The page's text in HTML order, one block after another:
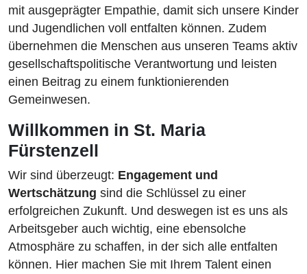
mit ausgeprägter Empathie, damit sich unsere Kinder
und Jugendlichen voll entfalten können. Zudem
übernehmen die Menschen aus unseren Teams aktiv
gesellschaftspolitische Verantwortung und leisten
einen Beitrag zu einem funktionierenden
Gemeinwesen.
Willkommen in St. Maria
Fürstenzell
Wir sind überzeugt: Engagement und
Wertschätzung sind die Schlüssel zu einer
erfolgreichen Zukunft. Und deswegen ist es uns als
Arbeitsgeber auch wichtig, eine ebensolche
Atmosphäre zu schaffen, in der sich alle entfalten
können. Hier machen Sie mit Ihrem Talent einen